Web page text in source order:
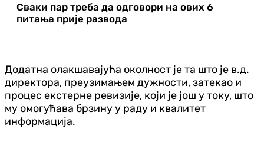
Сваки пар треба да одговори на ових 6
питања прије развода
Додатна олакшавајућа околност је та што је в.д.
директора, преузимањем дужности, затекао и
процес екстерне ревизије, који је још у току, што
му омогућава брзину у раду и квалитет
информација.